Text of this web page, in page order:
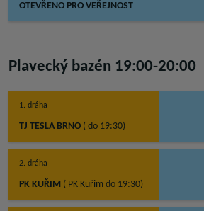
OTEVŘENO PRO VEŘEJNOST
Plavecký bazén 19:00-20:00
1. dráha
TJ TESLA BRNO ( do 19:30)
2. dráha
PK KUŘIM ( PK Kuřim do 19:30)